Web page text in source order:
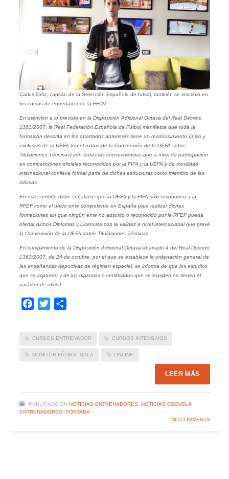
Carlos Ortiz, capitán de la Selección Española de futsal, también se inscribió en
los cursos de entrenador de la FFCV
En atención a lo previsto en la Disposición Adicional Octava del Real Decreto
1363/2007, la Real Federación Española de Fútbol manifiesta que toda la
formaicón descrita en los apartados anteriores tiene un reconocimiento único y
exclusivo de la UEFA (en el marco de la Convención de la UEFA sobre
Titulaciones Técnicas) con todas las consecuencias que a nivel de participación
en competiciones oficiales reconocidas por la FIFA y la UEFA y de movilidad
internacional conlleva formar parte de dichas estructuras como miembro de las
mismas.
En este sentido debe señalarse que la UEFA y la FIFA sólo reconocen a la
RFEF como el único ente competente en España para realizar dichas
formaciones sin que ningún ente no adscrito o reconocido por la RFEF pueda
ofertar dichos Diplomas y Licencias con la validez a nivel internacional que prevé
la Convención de la UEFA sobre Titulaciones Técnicas.
En cumplimiento de la Disposición Adicional Octava apartado 4 del Real Decreto
1363/2007, de 24 de octubre, por el que se establece la ordenación general de
las enseñanzas deportivas de régimen especial, se informa de que los estudios
que se imparten y de los diplomas o certificados que se expiden no tienen el
carácter de oficial.
Facebook
Twitter
CURSOS ENTRENADOR CURSOS INTENSIVOS
MONITOR FÚTBOL SALA ONLINE
LEER MÁS
PUBLICADO EN NOTICIAS ENTRENADORES, NOTICIAS ESCUELA
ENTRENADORES, PORTADA
NO COMMENTS